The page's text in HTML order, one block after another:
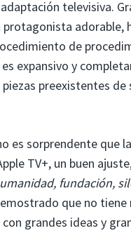
televisiva.
protagonista adorable,
de
expansivo y
preexistentes de
es sorprendente que
TV+, un buen
fundación,
que no tiene
grandes ideas y